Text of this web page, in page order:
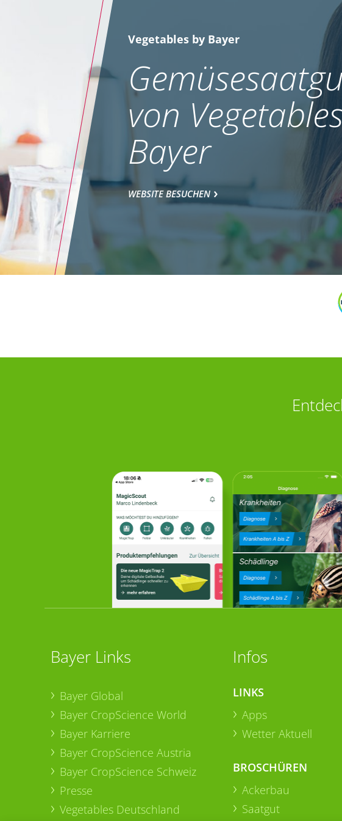
Vegetables by Bayer
von
Bayer
WEBSITE BESUCHEN
Bayer Links
Bayer Global
Bayer CropScience World
Bayer Karriere
Bayer CropScience Austria
Bayer CropScience Schweiz
Presse
Vegetables Deutschland
Infos
LINKS
Apps
Wetter Aktuell
BROSCHÜREN
Ackerbau
Saatgut